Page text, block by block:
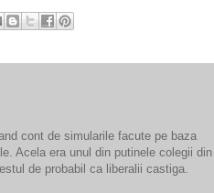
cont de simularile facute pe baza
Acela era unul din putinele colegii din
de probabil ca liberalii castiga.